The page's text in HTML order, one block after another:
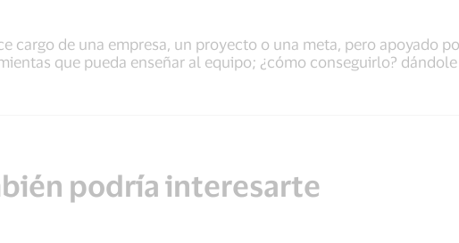
cargo de una empresa, un proyecto o una meta, pero apoyado
que pueda enseñar al equipo; ¿cómo conseguirlo?
podría interesarte